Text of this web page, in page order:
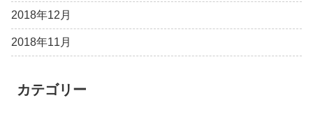
2018年12月
2018年11月
カテゴリー